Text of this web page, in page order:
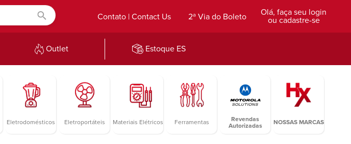
Olá, faça seu login
ou cadastre-se
2ª Via do Boleto
Contato | Contact Us
Outlet Estoque ES
Eletrodomésticos Eletroportáteis Materiais Elétricos Ferramentas
Revendas
Autorizadas
NOSSAS MARCAS